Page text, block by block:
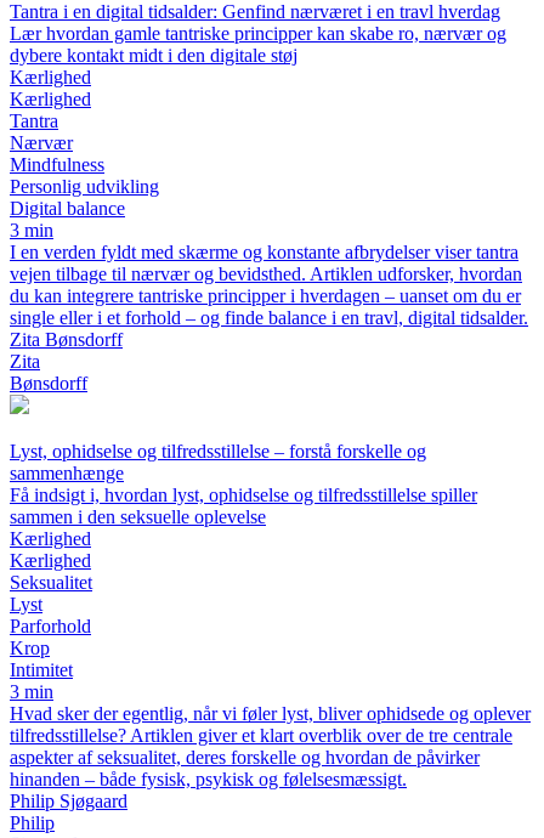
Tantra i en digital tidsalder: Genfind nærværet i en travl hverdag
Lær hvordan gamle tantriske principper kan skabe ro, nærvær og
dybere kontakt midt i den digitale støj
Kærlighed
Kærlighed
Tantra
Nærvær
Mindfulness
Personlig udvikling
Digital balance
3 min
I en verden fyldt med skærme og konstante afbrydelser viser tantra
vejen tilbage til nærvær og bevidsthed. Artiklen udforsker, hvordan
du kan integrere tantriske principper i hverdagen – uanset om du er
single eller i et forhold – og finde balance i en travl, digital tidsalder.
Zita Bønsdorff
Zita
Bønsdorff
Lyst, ophidselse og tilfredsstillelse – forstå forskelle og
sammenhænge
Få indsigt i, hvordan lyst, ophidselse og tilfredsstillelse spiller
sammen i den seksuelle oplevelse
Kærlighed
Kærlighed
Seksualitet
Lyst
Parforhold
Krop
Intimitet
3 min
Hvad sker der egentlig, når vi føler lyst, bliver ophidsede og oplever
tilfredsstillelse? Artiklen giver et klart overblik over de tre centrale
aspekter af seksualitet, deres forskelle og hvordan de påvirker
hinanden – både fysisk, psykisk og følelsesmæssigt.
Philip Sjøgaard
Philip